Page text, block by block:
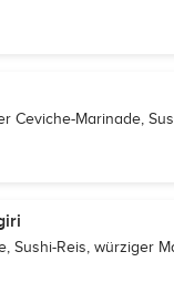
Ceviche-Marinade,
Sushi-Reis, würziger